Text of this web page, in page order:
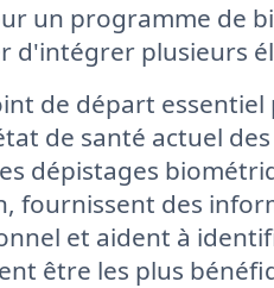
un programme de
d'intégrer plusieurs
de départ
de santé actuel
dépistages
fournissent des
et aident à
être les plus